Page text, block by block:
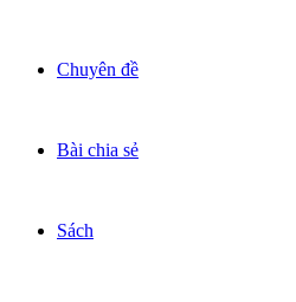
Chuyên đề
Bài chia sẻ
Sách